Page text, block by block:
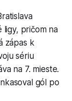
ligy, pričom na
zápas k
sériu
na 7. mieste.
gól po